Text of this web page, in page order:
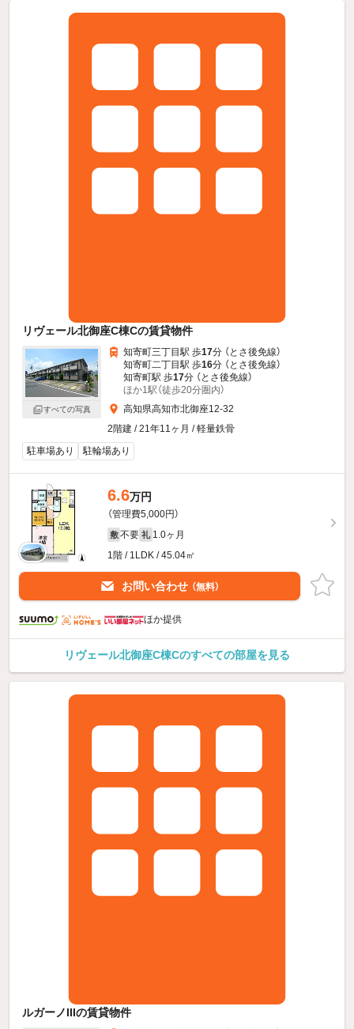
リヴェール北御座C棟Cの賃貸物件
すべての写真
知寄町三丁目駅 歩17分 （とさ後免線）
知寄町二丁目駅 歩16分 （とさ後免線）
知寄町駅 歩17分 （とさ後免線）
ほか1駅（徒歩20分圏内）
高知県高知市北御座12-32
2階建 / 21年11ヶ月 / 軽量鉄骨
駐車場あり
駐輪場あり
6.6万円
（管理費5,000円）
敷 不要 礼 1.0ヶ月
1階 / 1LDK / 45.04㎡
お問い合わせ （無料）
ほか提供
リヴェール北御座C棟Cのすべての部屋を見る
ルガーノIIIの賃貸物件